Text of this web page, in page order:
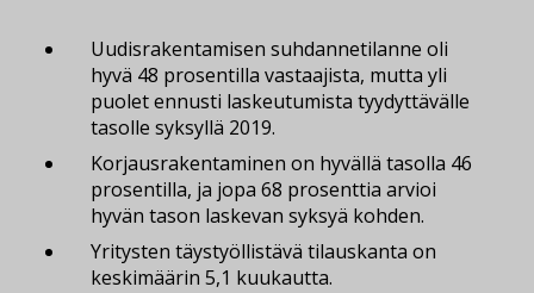
Uudisrakentamisen suhdannetilanne oli
hyvä 48 prosentilla vastaajista, mutta yli
puolet ennusti laskeutumista tyydyttävälle
tasolle syksyllä 2019.
Korjausrakentaminen on hyvällä tasolla 46
prosentilla, ja jopa 68 prosenttia arvioi
hyvän tason laskevan syksyä kohden.
Yritysten täystyöllistävä tilauskanta on
keskimäärin 5,1 kuukautta.